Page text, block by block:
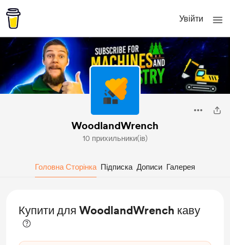
Увійти
WoodlandWrench
10 прихильники(ів)
Головна Сторінка Підписка Дописи Галерея
Купити для WoodlandWrench каву